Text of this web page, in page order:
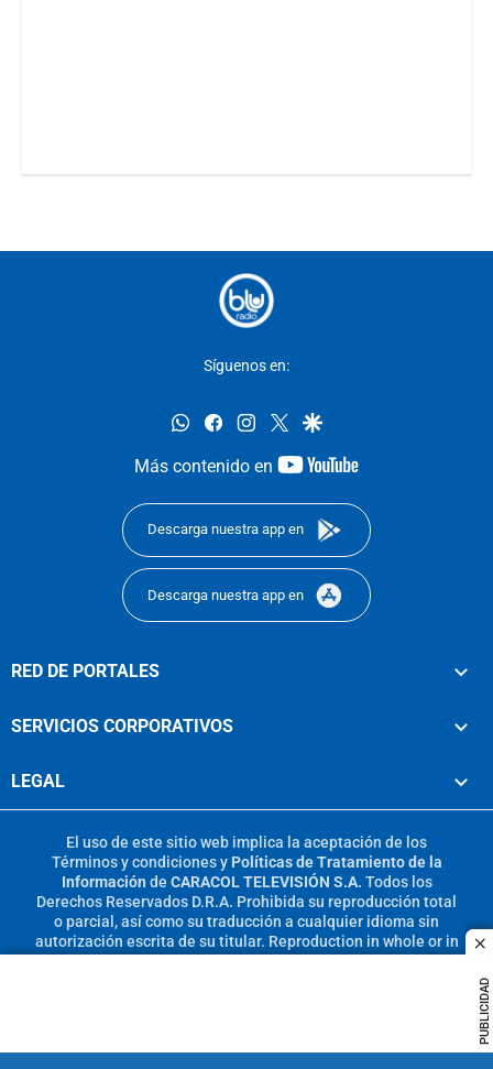
PUBLICIDAD
Síguenos en:
whatsappfacebookinstagram
twittergoogle
Más contenido en
youtube-
Descarga nuestra app en
Descarga nuestra app en
RED DE PORTALES
SERVICIOS CORPORATIVOS
LEGAL
El uso de este sitio web implica la aceptación de los
Términos y condicionesy Políticas de Tratamiento de la
Información de CARACOL TELEVISIÓN S.A. Todos los
Derechos Reservados D.R.A. Prohibida su reproducción total
o parcial, así como su traducción a cualquier idioma sin
autorización escrita de su titular. Reproduction in whole or in